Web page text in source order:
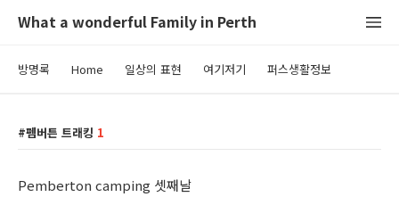
What a wonderful Family in Perth
방명록 Home 일상의 표현 여기저기 퍼스생활정보
펨버튼 트래킹 1
Pemberton camping 셋째날